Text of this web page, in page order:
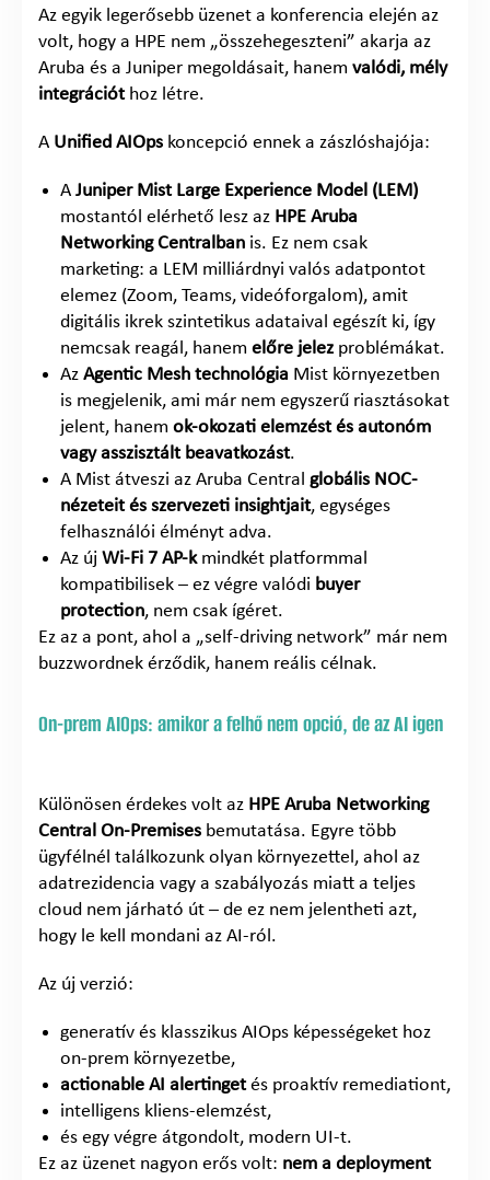
Az egyik legerősebb üzenet a konferencia elején az
volt, hogy a HPE nem „összehegeszteni” akarja az
Aruba és a Juniper megoldásait, hanem valódi, mély
integrációthoz létre.
A Unified AIOps koncepció ennek a zászlóshajója:
A Juniper Mist Large Experience Model (LEM)
mostantól elérhető lesz az HPE Aruba
Networking Centralban is. Ez nem csak
marketing: a LEM milliárdnyi valós adatpontot
elemez (Zoom, Teams, videóforgalom), amit
digitális ikrek szintetikus adataival egészít ki, így
nemcsak reagál, hanem előre jelez problémákat.
Az Agentic Mesh technológia Mist környezetben
is megjelenik, ami már nem egyszerű riasztásokat
jelent, hanem ok-okozati elemzést és autonóm
vagy asszisztált beavatkozást.
A Mist átveszi az Aruba Central globális NOC-
nézeteit és szervezeti insightjait, egységes
felhasználói élményt adva.
Az új Wi-Fi 7 AP-kmindkét platformmal
kompatibilisek – ez végre valódi buyer
protection, nem csak ígéret.
Ez az a pont, ahol a „self-driving network” már nem
buzzwordnek érződik, hanem reális célnak.
On-prem AIOps: amikor a felhő nem opció, de az AI igen
Különösen érdekes volt az HPE Aruba Networking
Central On-Premises bemutatása. Egyre több
ügyfélnél találkozunk olyan környezettel, ahol az
adatrezidencia vagy a szabályozás miatt a teljes
cloud nem járható út – de ez nem jelentheti azt,
hogy le kell mondani az AI-ról.
Az új verzió:
generatív és klasszikus AIOps képességeket hoz
on-prem környezetbe,
actionable AI alertingetés proaktív remediationt,
intelligens kliens-elemzést,
és egy végre átgondolt, modern UI-t.
Ez az üzenet nagyon erős volt: nem a deployment